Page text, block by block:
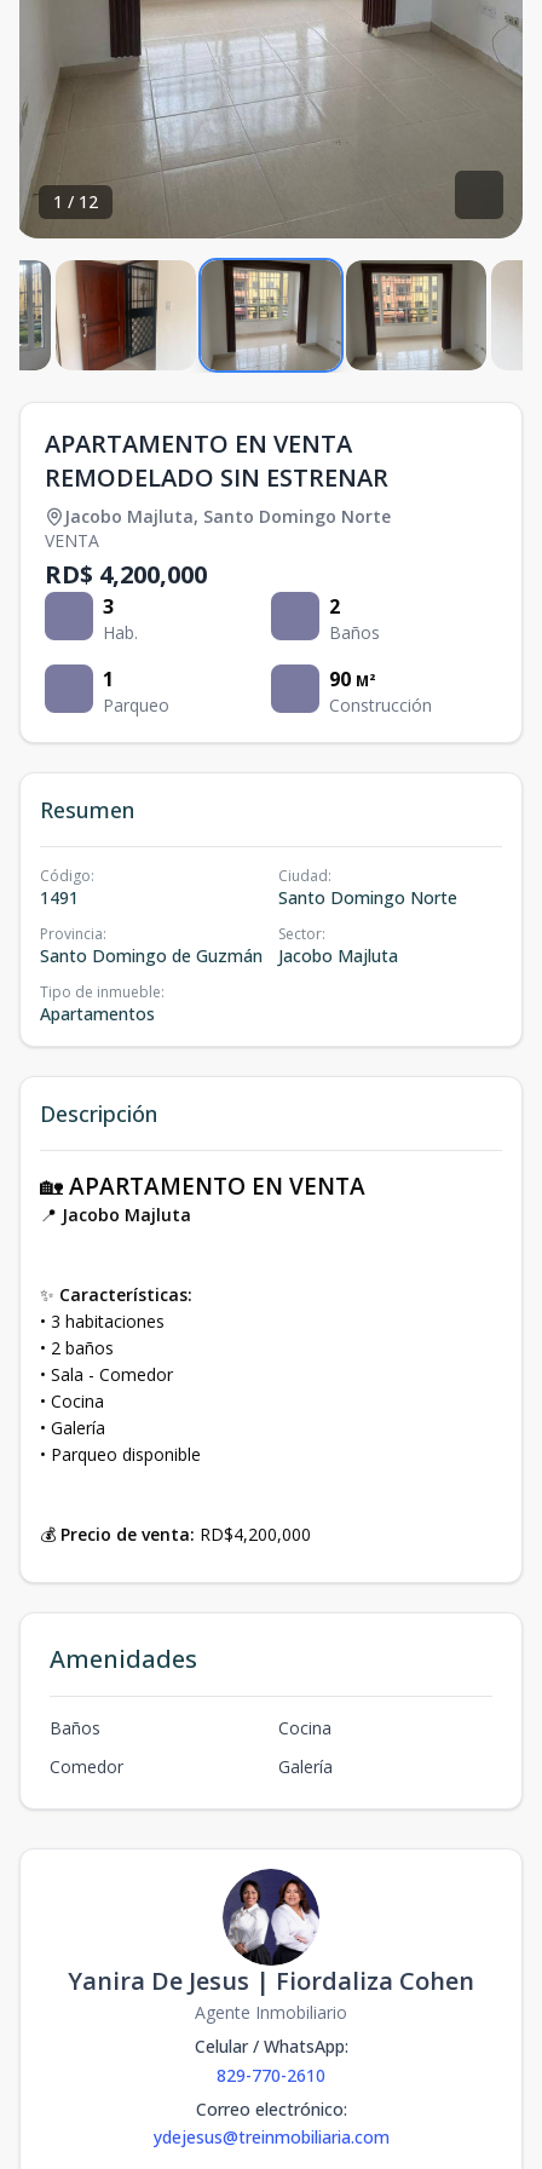
1 / 12
APARTAMENTO EN VENTA
REMODELADO SIN ESTRENAR
Jacobo Majluta, Santo Domingo Norte
VENTA
RD$ 4,200,000
3
Hab.
2
Baños
1
Parqueo
90 M²
Construcción
Resumen
Código:
1491
Ciudad:
Santo Domingo Norte
Provincia:
Santo Domingo de Guzmán
Sector:
Jacobo Majluta
Tipo de inmueble:
Apartamentos
Descripción
🏡APARTAMENTO EN VENTA
📍 Jacobo Majluta
✨ Características:
• 3 habitaciones
• 2 baños
• Sala - Comedor
• Cocina
• Galería
• Parqueo disponible
💰 Precio de venta: RD$4,200,000
Amenidades
Baños
Cocina
Comedor
Galería
Yanira De Jesus | Fiordaliza Cohen
Agente Inmobiliario
Celular / WhatsApp:
829-770-2610
Correo electrónico:
ydejesus@treinmobiliaria.com